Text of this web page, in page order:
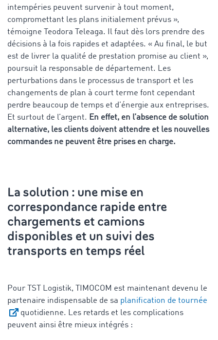
intempéries peuvent survenir à tout moment,
compromettant les plans initialement prévus »,
témoigne Teodora Teleaga. Il faut dès lors prendre des
décisions à la fois rapides et adaptées. « Au final, le but
est de livrer la qualité de prestation promise au client »,
poursuit la responsable de département. Les
perturbations dans le processus de transport et les
changements de plan à court terme font cependant
perdre beaucoup de temps et d’énergie aux entreprises.
Et surtout de l’argent. En effet, en l’absence de solution
alternative, les clients doivent attendre et les nouvelles
commandes ne peuvent être prises en charge.
La solution : une mise en
correspondance rapide entre
chargements et camions
disponibles et un suivi des
transports en temps réel
Pour TST Logistik, TIMOCOM est maintenant devenu le
partenaire indispensable de sa planification de tournée
quotidienne. Les retards et les complications
peuvent ainsi être mieux intégrés :